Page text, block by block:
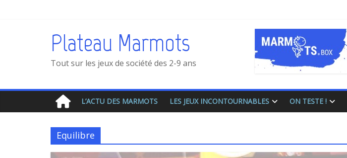
Plateau Marmots
Tout sur les jeux de société des 2-9 ans
L’ACTU DES MARMOTS LES JEUX INCONTOURNABLES ON TESTE !
Equilibre